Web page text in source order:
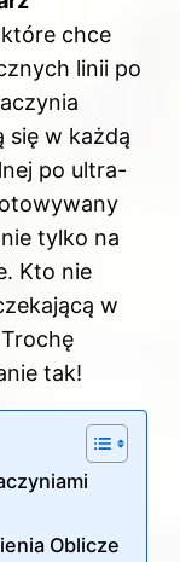
które chce
linii po
się w każdą
po ultra-
tylko na
Kto nie
w
tak!
Oblicze